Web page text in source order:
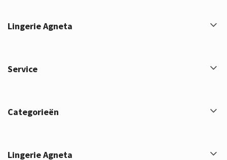
Lingerie Agneta
Service
Categorieën
Lingerie Agneta